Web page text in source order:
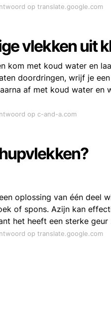
op translate.google.com
vlekken uit
kom met koud water en
doordringen, wrijf je
af met koud water en
op c-and-a.com
oplossing van één deel
of spons. Azijn kan
het heeft een sterke geur
op translate.google.com